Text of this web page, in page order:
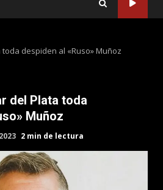
despiden al «Ruso» Muñoz
del Plata toda
Muñoz
2 min de lectura